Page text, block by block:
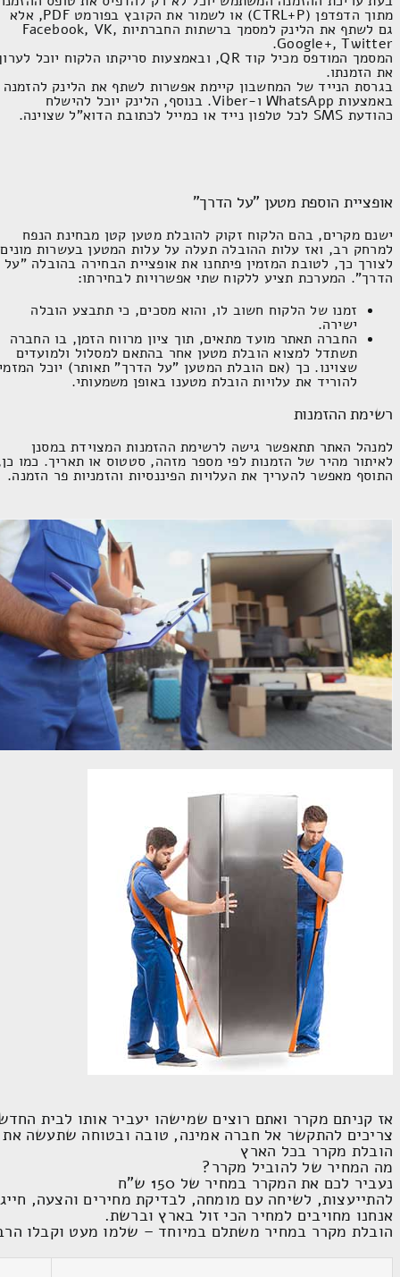
מתוך הדפדפן (CTRL+P) או לשמור את הקובץ בפורמטPDF, אלא
גם לשתף את הלינק למסמך ברשתות החברתיות Facebook, VK,
Google+, Twitter
.
המסמך המודפס מכיל קודQR, ובאמצעות סריקתו הלקוח יוכל
את הזמנתו.
בגרסת הנייד של המחשבון קיימת אפשרות לשתף את הלינק להזמנה
באמצעות WhatsAppו-Viber. בנוסף, הלינק יוכל להישלח
כהודעת SMS לכל טלפון נייד או כמייל לכתובת הדוא"ל שצוינה.
אופציית הוספת מטען "על הדרך"
ישנם מקרים, בהם הלקוח זקוק להובלת מטען קטן מבחינת הנפח
למרחק רב, ואז עלות ההובלה תעלה על עלות המטען בעשרות
לצורך כך, לטובת המזמין פיתחנו את אופציית הבחירה בהובלה "על
הדרך". המערכת תציע ללקוח שתי אפשרויות לבחירתו:
זמנו של הלקוח חשוב לו, והוא מסכים, כי תתבצע הובלה
ישירה.
החברה תאתר מועד מתאים, תוך ציון מרווח הזמן, בו החברה
תשתדל למצוא הובלת מטען אחר בהתאם למסלול ולמועדים
שצוינו. כך (אם הובלת המטען "על הדרך" תאותר) יוכל
להוריד את עלויות הובלת מטענו באופן משמעותי.
רשימת ההזמנות
למנהל האתר תתאפשר גישה לרשימת ההזמנות המצוידת במסנן
לאיתור מהיר של הזמנות לפי מספר מזהה, סטטוס או תאריך. כמו
התוסף מאפשר להעריך את העלויות הפיננסיות והזמניות פר הזמנה.
אז קניתם מקרר ואתם רוצים שמישהו יעביר אותו לבית
צריכים להתקשר אל חברה אמינה, טובה ובטוחה שתעשה
הובלת מקרר בכל הארץ
מה המחיר של להוביל מקרר?
נעביר לכם את המקרר במחיר של 150 ש"ח
להתייעצות, לשיחה עם מומחה, לבדיקת מחירים והצעה,
אנחנו מחויבים למחיר הכי זול בארץ וברשת.
הובלת מקרר במחיר משתלם במיוחד – שלמו מעט וקבלו